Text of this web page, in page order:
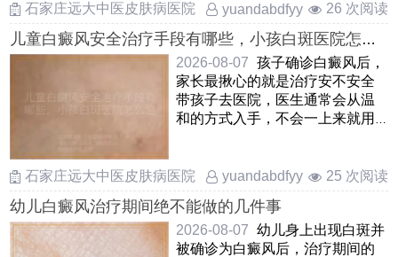
石家庄远大中医皮肤病医院 yuandabdfyy 26 次阅读
儿童白癜风安全治疗手段有哪些，小孩白斑医院怎么
治安全，孩子患上白癜风如何安全治疗
2026-08-07 孩子确诊白癜风后，
家长最揪心的就是治疗安不安全
带孩子去医院，医生通常会从温
和的方式入手，不会一上来就用
石家庄远大中医皮肤病医院
yuandabdfyy 25 次阅读
幼儿白癜风治疗期间绝不能做的几件事
2026-08-07 幼儿身上出现白斑并
被确诊为白癜风后，治疗期间的